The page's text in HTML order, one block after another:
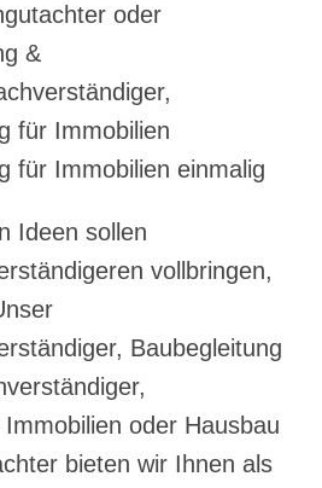
oder
&
für Immobilien
für Immobilien einmalig
Ideen sollen
vollbringen,
Baubegleitung
oder Hausbau
bieten wir Ihnen als